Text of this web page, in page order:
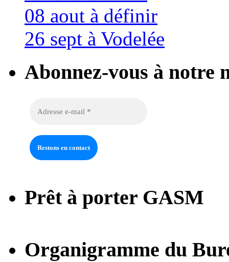
08 aout à définir
26 sept à Vodelée
Abonnez-vous à notre
Prêt à porter GASM
Organigramme du